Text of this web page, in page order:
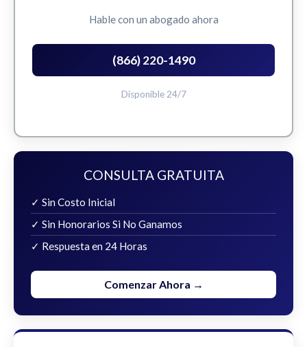
Hable con un abogado ahora
(866) 220-1490
Disponible 24/7
CONSULTA GRATUITA
✓ Sin Costo Inicial
✓ Sin Honorarios Si No Ganamos
✓ Respuesta en 24 Horas
Comenzar Ahora →